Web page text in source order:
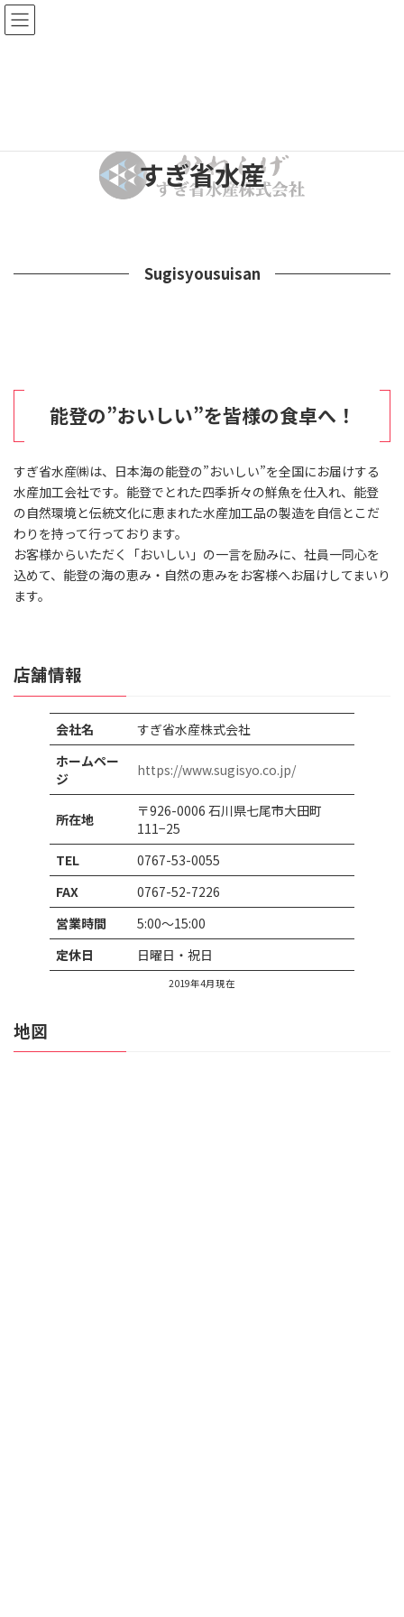
コ
ン
ッ
ナ
ビ
移
すぎ省水産
Sugisyousuisan
能登の”おいしい”を皆様の食卓へ！
すぎ省水産㈱は、日本海の能登の”おいしい”を全国にお届けする
水産加工会社です。能登でとれた四季折々の鮮魚を仕入れ、能登
の自然環境と伝統文化に恵まれた水産加工品の製造を自信とこだ
わりを持って行っております。
お客様からいただく「おいしい」の一言を励みに、社員一同心を
込めて、能登の海の恵み・自然の恵みをお客様へお届けしてまいり
ます。
店舗情報
会社名
すぎ省水産株式会社
ホームペー
ジ
https://www.sugisyo.co.jp/
所在地
〒926-0006 石川県七尾市大田町
111−25
TEL
0767-53-0055
FAX
0767-52-7226
営業時間
5:00～15:00
定休日
日曜日・祝日
2019年4月現在
地図